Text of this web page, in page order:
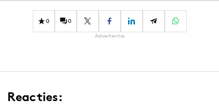
0 0
Advertentie
Reacties: